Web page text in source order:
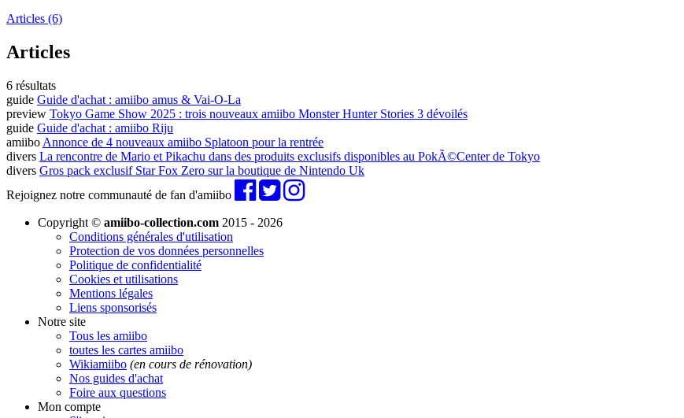
Articles (6)
Articles
6 résultats
guide Guide d'achat : amiibo amus & Vai-O-La
preview Tokyo Game Show 2025 : trois nouveaux amiibo Monster Hunter Stories 3 dévoilés
guide Guide d'achat : amiibo Riju
amiibo Annonce de 4 nouveaux amiibo Splatoon pour la rentrée
divers La rencontre de Mario et Pikachu dans des produits exclusifs disponibles au PokÃ©Center de Tokyo
divers Gros pack exclusif Star Fox Zero sur la boutique de Nintendo Uk
Rejoignez notre communauté de fan d'amiibo
Copyright © amiibo-collection.com 2015 - 2026
Conditions générales d'utilisation
Protection de vos données personnelles
Politique de confidentialité
Cookies et utilisations
Mentions légales
Liens sponsorisés
Notre site
Tous les amiibo
toutes les cartes amiibo
Wikiamiibo (en cours de rénovation)
Nos guides d'achat
Foire aux questions
Mon compte